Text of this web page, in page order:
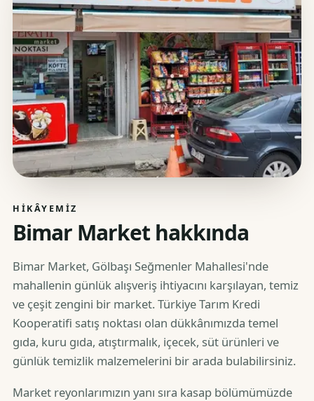
HIKÂYEMIZ
Bimar Market hakkında
Bimar Market, Gölbaşı Seğmenler Mahallesi'nde
mahallenin günlük alışveriş ihtiyacını karşılayan, temiz
ve çeşit zengini bir market. Türkiye Tarım Kredi
Kooperatifi satış noktası olan dükkânımızda temel
gıda, kuru gıda, atıştırmalık, içecek, süt ürünleri ve
günlük temizlik malzemelerini bir arada bulabilirsiniz.
Market reyonlarımızın yanı sıra kasap bölümümüzde